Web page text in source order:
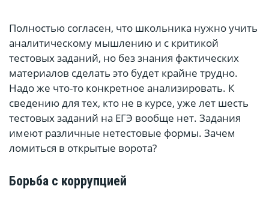
Полностью согласен, что школьника нужно учить
аналитическому мышлению и с критикой
тестовых заданий, но без знания фактических
материалов сделать это будет крайне трудно.
Надо же что-то конкретное анализировать. К
сведению для тех, кто не в курсе, уже лет шесть
тестовых заданий на ЕГЭ вообще нет. Задания
имеют различные нетестовые формы. Зачем
ломиться в открытые ворота?
Борьба с коррупцией